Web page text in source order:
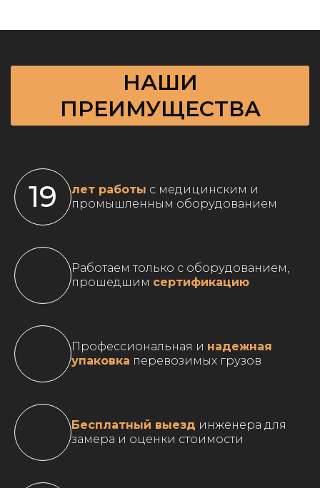
НАШИ
ПРЕИМУЩЕСТВА
19 лет работы с медицинским и
промышленным оборудованием
Работаем только с оборудованием,
прошедшим сертификацию
Профессиональная и надежная
упаковка перевозимых грузов
Бесплатный выезд инженера для
замера и оценки стоимости